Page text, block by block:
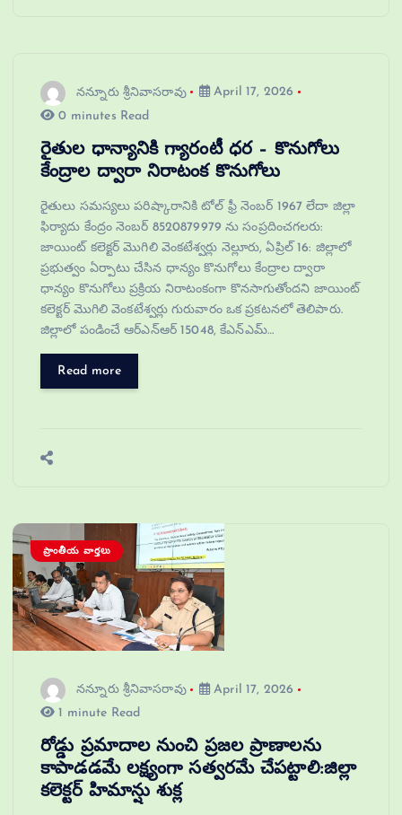
నన్నూరు శ్రీనివాసరావు
April 17, 2026
0 minutes Read
రైతుల ధాన్యానికి గ్యారంటీ ధర – కొనుగోలు
కేంద్రాల ద్వారా నిరాటంక కొనుగోలు
రైతులు సమస్యలు పరిష్కారానికి టోల్ ఫ్రీ నెంబర్ 1967 లేదా జిల్లా
ఫిర్యాదు కేంద్రం నెంబర్ 8520879979 ను సంప్రదించగలరు:
జాయింట్ కలెక్టర్ మొగిలి వెంకటేశ్వర్లు నెల్లూరు, ఏప్రిల్ 16: జిల్లాలో
ప్రభుత్వం ఏర్పాటు చేసిన ధాన్యం కొనుగోలు కేంద్రాల ద్వారా
ధాన్యం కొనుగోలు ప్రక్రియ నిరాటంకంగా కొనసాగుతోందని జాయింట్
కలెక్టర్ మొగిలి వెంకటేశ్వర్లు గురువారం ఒక ప్రకటనలో తెలిపారు.
జిల్లాలో పండించే ఆర్ఎన్ఆర్ 15048, కేఎన్ఎమ్…
Read more
ప్రాంతీయ వార్తలు
నన్నూరు శ్రీనివాసరావు
April 17, 2026
1 minute Read
రోడ్డు ప్రమాదాల నుంచి ప్రజల ప్రాణాలను
కాపాడడమే లక్ష్యంగా సత్వరమే చేపట్టాలి:జిల్లా
కలెక్టర్‌ హిమాన్షు శుక్ల